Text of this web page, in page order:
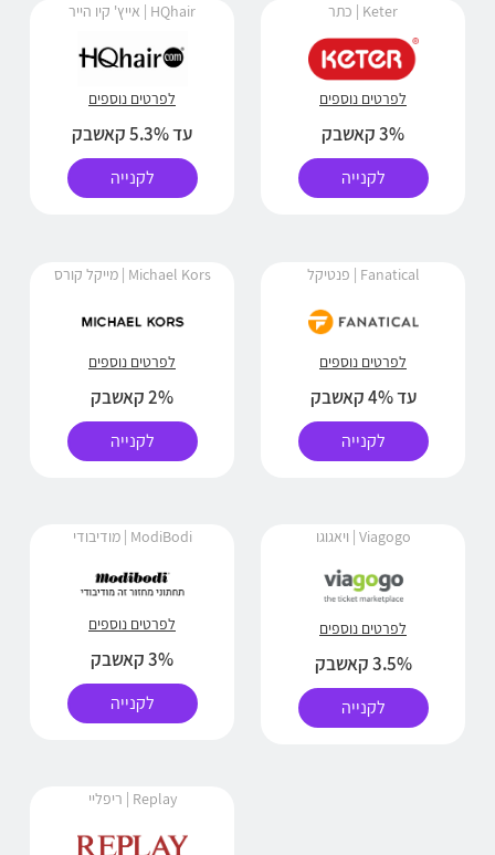
Keter | כתר
לפרטים נוספים
3% קאשבק
לקנייה
HQhair | אייץ' קיו הייר
לפרטים נוספים
עד 5.3% קאשבק
לקנייה
Fanatical | פנטיקל
לפרטים נוספים
עד 4% קאשבק
לקנייה
Michael Kors | מייקל קורס
לפרטים נוספים
2% קאשבק
לקנייה
Viagogo | ויאגוגו
לפרטים נוספים
3.5% קאשבק
לקנייה
ModiBodi | מודיבודי
לפרטים נוספים
3% קאשבק
לקנייה
Replay | ריפליי